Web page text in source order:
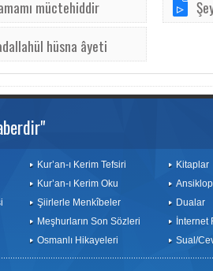
müctehiddir
hüsna âyeti
Kur’an-ı Kerim Tefsiri
Kur’an-ı Kerim Oku
Şiirlerle Menkîbeler
Meşhurların Son Sözleri
Osmanlı Hikayeleri
Kitaplar
Dualar
İnternet
Sual/